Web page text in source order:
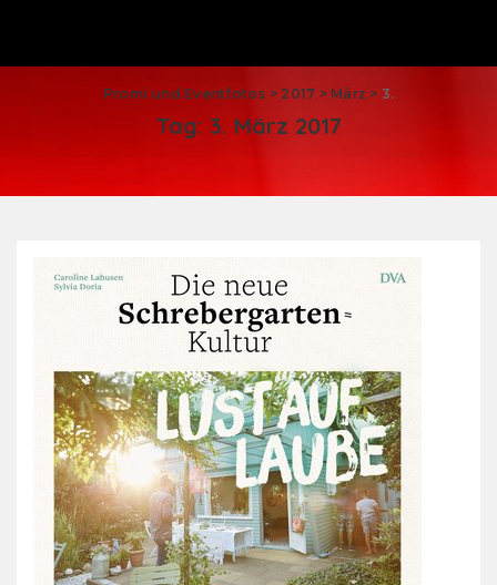
Promi und Eventfotos > 2017 > März > 3.
Tag: 3. März 2017